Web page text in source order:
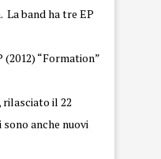
La band ha tre EP
(2012) “Formation”
rilasciato il 22
anche nuovi